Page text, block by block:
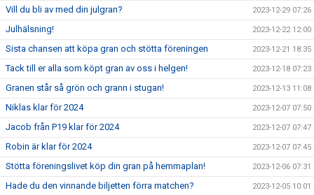
Vill du bli av med din julgran? 2023-12-29 07:26
Julhälsning! 2023-12-22 12:00
Sista chansen att köpa gran och stötta föreningen 2023-12-21 18:35
Tack till er alla som köpt gran av oss i helgen! 2023-12-18 07:23
Granen står så grön och grann i stugan! 2023-12-13 11:08
Niklas klar för 2024 2023-12-07 07:50
Jacob från P19 klar för 2024 2023-12-07 07:47
Robin är klar för 2024 2023-12-07 07:45
Stötta föreningslivet köp din gran på hemmaplan! 2023-12-06 07:31
Hade du den vinnande biljetten förra matchen? 2023-12-05 10:01